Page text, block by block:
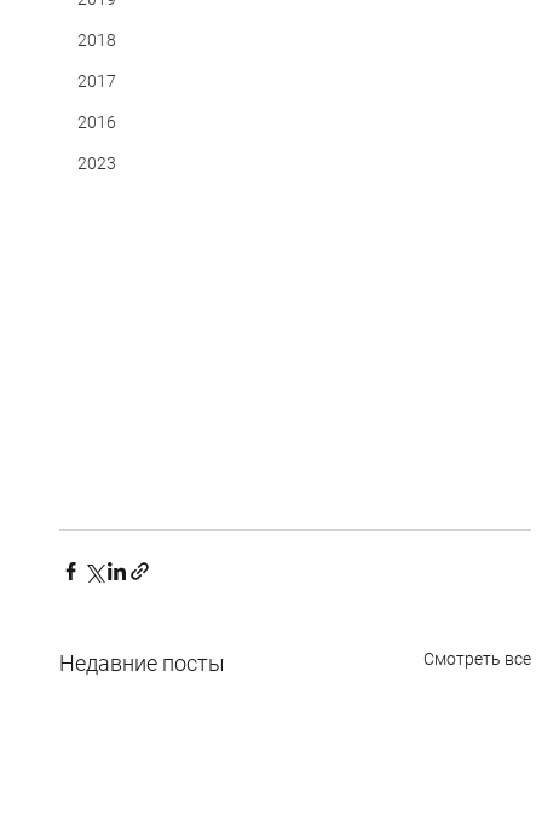
2018
2017
2016
2023
Недавние посты Смотреть все